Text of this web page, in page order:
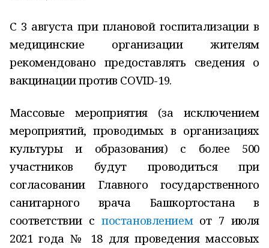
С 3 августа при плановой госпитализации в
медицинские организации жителям
рекомендовано предоставлять сведения о
вакцинации против COVID-19.
Массовые мероприятия (за исключением
мероприятий, проводимых в организациях
культуры и образования) с более 500
участников будут проводиться при
согласовании Главного государственного
санитарного врача Башкортостана в
соответствии с постановлениемот 7 июля
2021 года № 18 для проведения массовых